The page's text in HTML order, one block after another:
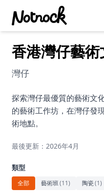
精選活動
博客文章
約會好去處
美食佳餚
運動
香港灣仔藝術
灣仔
探索灣仔最優質的藝術文
的藝術工作坊，在灣仔發
術地點。
最後更新：2026年4月
類型
全部 藝術班(11) 陶瓷(1)